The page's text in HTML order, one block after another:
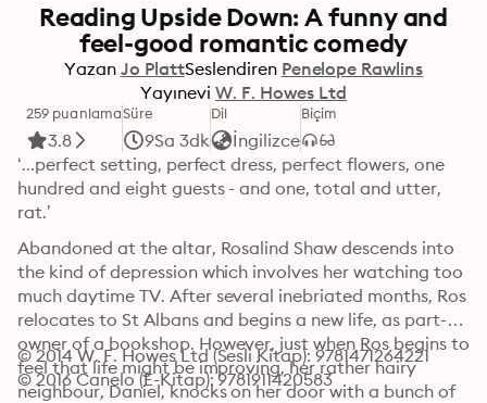
Reading Upside Down: A funny and
feel-good romantic comedy
Yazan Jo PlattSeslendiren Penelope Rawlins
Yayınevi W. F. Howes Ltd
259 puanlama
3.8
Süre
9Sa 3dk
Dil
İngilizce
Biçim
‘...perfect setting, perfect dress, perfect flowers, one
hundred and eight guests - and one, total and utter,
rat.’
Abandoned at the altar, Rosalind Shaw descends into
the kind of depression which involves her watching too
much daytime TV. After several inebriated months, Ros
relocates to St Albans and begins a new life, as part-
owner of a bookshop. However, just when Ros begins to
feel that life might be improving, her rather hairy
neighbour, Daniel, knocks on her door with a bunch of
© 2014 W. F. Howes Ltd (Sesli Kitap): 9781471264221
© 2016 Canelo (E-Kitap): 9781911420583